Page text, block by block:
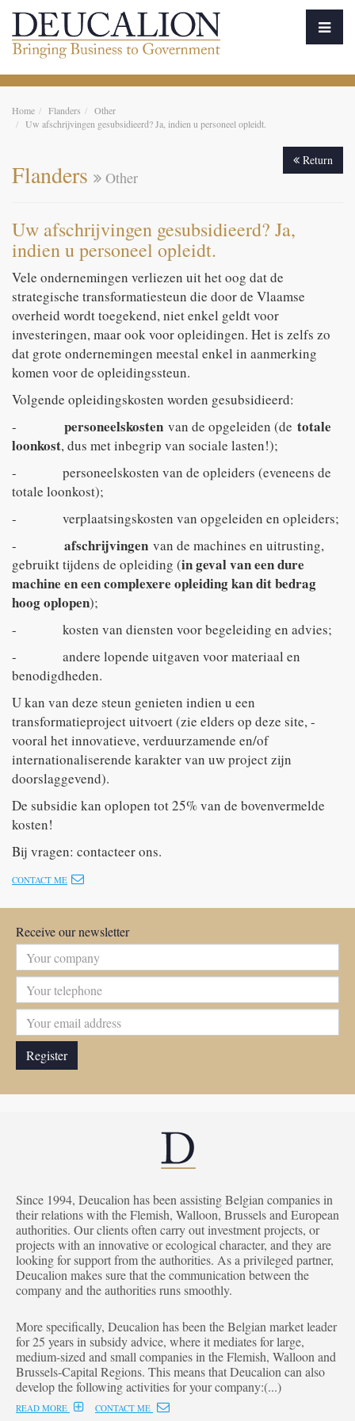
Home Flanders
Other
Uw afschrijvingen gesubsidieerd? Ja, indien u personeel opleidt.
Return
Flanders Other
Uw afschrijvingen gesubsidieerd? Ja,
indien u personeel opleidt.
Vele ondernemingen verliezen uit het oog dat de
strategische transformatiesteun die door de Vlaamse
overheid wordt toegekend, niet enkel geldt voor
investeringen, maar ook voor opleidingen. Het is zelfs zo
dat grote ondernemingen meestal enkel in aanmerking
komen voor de opleidingssteun.
Volgende opleidingskosten worden gesubsidieerd:
- personeelskosten van de opgeleiden (de totale
loonkost, dus met inbegrip van sociale lasten!);
- personeelskosten van de opleiders (eveneens de
totale loonkost);
- verplaatsingskosten van opgeleiden en opleiders;
- afschrijvingen van de machines en uitrusting,
gebruikt tijdens de opleiding (in geval van een dure
machine en een complexere opleiding kan dit bedrag
hoog oplopen);
- kosten van diensten voor begeleiding en advies;
- andere lopende uitgaven voor materiaal en
benodigdheden.
U kan van deze steun genieten indien u een
transformatieproject uitvoert (zie elders op deze site, -
vooral het innovatieve, verduurzamende en/of
internationaliserende karakter van uw project zijn
doorslaggevend).
De subsidie kan oplopen tot 25% van de bovenvermelde
kosten!
Bij vragen: contacteer ons.
CONTACT ME
Receive our newsletter
Since 1994, Deucalion has been assisting Belgian companies in
their relations with the Flemish, Walloon, Brussels and European
authorities. Our clients often carry out investment projects, or
projects with an innovative or ecological character, and they are
looking for support from the authorities. As a privileged partner,
Deucalion makes sure that the communication between the
company and the authorities runs smoothly.
More specifically, Deucalion has been the Belgian market leader
for 25 years in subsidy advice, where it mediates for large,
medium-sized and small companies in the Flemish, Walloon and
Brussels-Capital Regions. This means that Deucalion can also
develop the following activities for your company:(...)
READ MORE CONTACT ME